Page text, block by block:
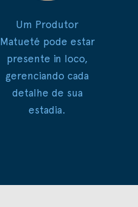
Um Produtor
Matueté pode estar
presente in loco,
gerenciando cada
detalhe de sua
estadia.